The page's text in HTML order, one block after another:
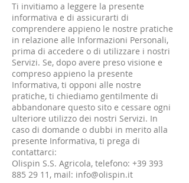
​Ti invitiamo a leggere la presente
informativa e di assicurarti di
comprendere appieno le nostre pratiche
in relazione alle Informazioni Personali,
prima di accedere o di utilizzare i nostri
Servizi. Se, dopo avere preso visione e
compreso appieno la presente
Informativa, ti opponi alle nostre
pratiche, ti chiediamo gentilmente di
abbandonare questo sito e cessare ogni
ulteriore utilizzo dei nostri Servizi. In
caso di domande o dubbi in merito alla
presente Informativa, ti prega di
contattarci:
Olispin S.S. Agricola, telefono: +39 393
885 29 11, mail: info@olispin.it